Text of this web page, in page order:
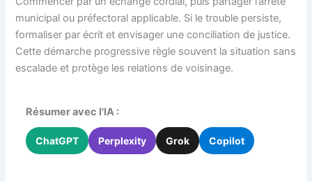
municipal ou préfectoral applicable. Si le trouble persiste,
formaliser par écrit et envisager une conciliation de justice.
Cette démarche progressive règle souvent la situation sans
escalade et protège les relations de voisinage.
Résumer avec l'IA :
ChatGPT Perplexity Grok Copilot